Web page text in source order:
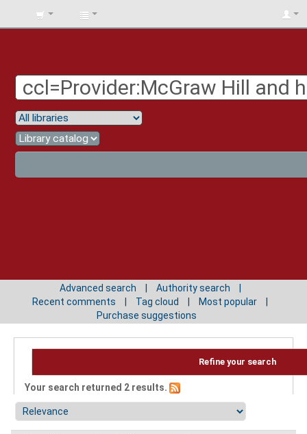
BIBLIOTECA
Advanced search
Authority search
Recent comments
Tag cloud
Most popular
Purchase suggestions
Refine your search
Your search returned 2 results.